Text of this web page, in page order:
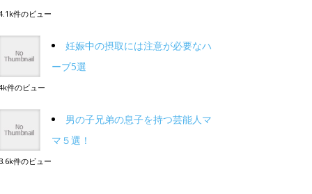
件のビュー
妊娠中の摂取には注意が必要なハ
ーブ5選
件のビュー
男の子兄弟の息子を持つ芸能人マ
マ５選！
3.6k件のビュー